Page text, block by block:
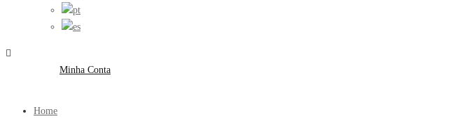
Minha Conta
Home